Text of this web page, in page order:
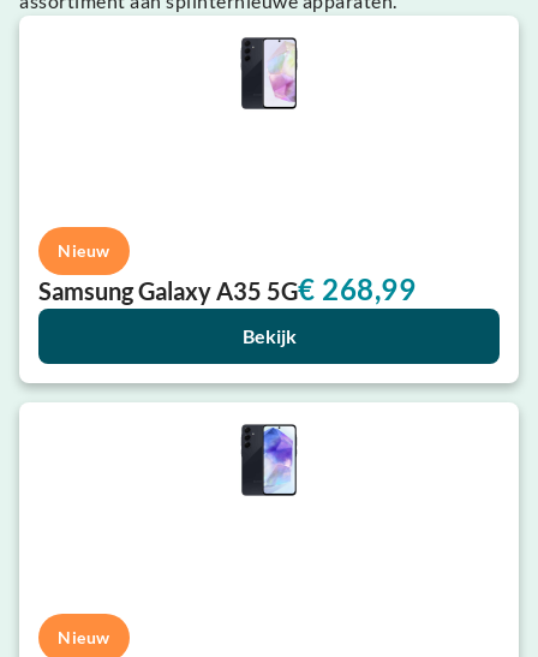
Nieuw
Samsung Galaxy A35 5G€ 268,99
Bekijk
Nieuw